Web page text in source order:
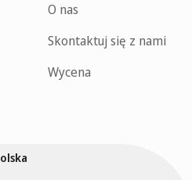
O nas
Skontaktuj się z nami
Wycena